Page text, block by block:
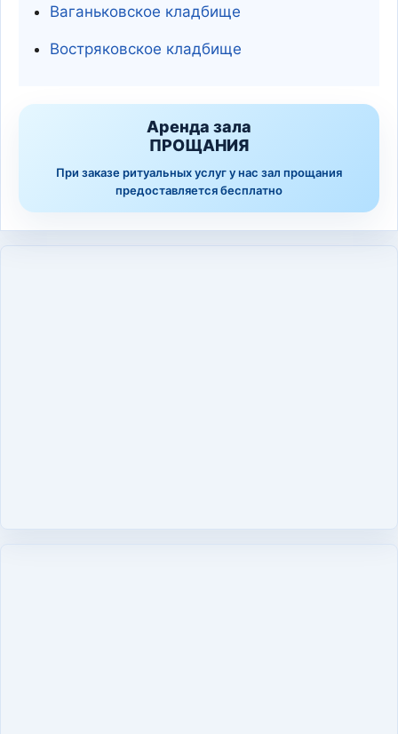
Ваганьковское кладбище
Востряковское кладбище
Аренда зала
ПРОЩАНИЯ
При заказе ритуальных услуг у нас зал прощания
предоставляется бесплатно